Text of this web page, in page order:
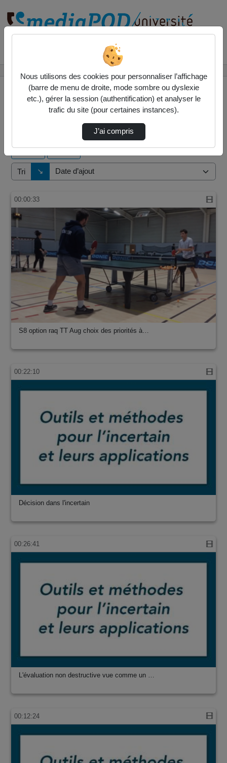
6 vidéos trouvées
Tri ↘
Direction de tri
00:00:33
S8 option raq TT Aug choix des priorités à…
00:22:10
Décision dans l'incertain
00:26:41
L'évaluation non destructive vue comme un …
00:12:24
Nous utilisons des cookies pour personnaliser l’affichage
(barre de menu de droite, mode sombre ou dyslexie
etc.), gérer la session (authentification) et analyser le
trafic du site (pour certaines instances).
J’ai compris